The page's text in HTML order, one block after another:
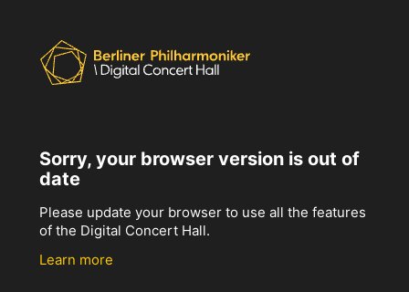
Sorry, your browser version is out of
date
Please update your browser to use all the features
of the Digital Concert Hall.
Learn more